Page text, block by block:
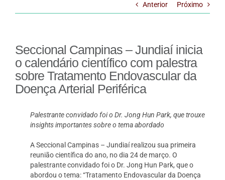
Anterior Próximo
Seccional Campinas – Jundiaí inicia
o calendário científico com palestra
sobre Tratamento Endovascular da
Doença Arterial Periférica
Palestrante convidado foi o Dr. Jong Hun Park, que trouxe
insights importantes sobre o tema abordado
A Seccional Campinas – Jundiaí realizou sua primeira
reunião científica do ano, no dia 24 de março. O
palestrante convidado foi o Dr. Jong Hun Park, que o
abordou o tema: “Tratamento Endovascular da Doença